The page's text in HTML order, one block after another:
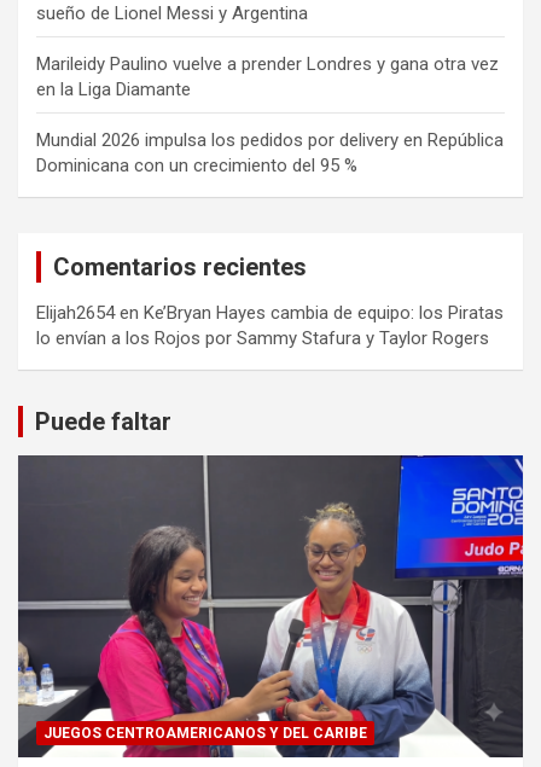
sueño de Lionel Messi y Argentina
Marileidy Paulino vuelve a prender Londres y gana otra vez
en la Liga Diamante
Mundial 2026 impulsa los pedidos por delivery en República
Dominicana con un crecimiento del 95 %
Comentarios recientes
Elijah2654en Ke’Bryan Hayes cambia de equipo: los Piratas
lo envían a los Rojos por Sammy Stafura y Taylor Rogers
Puede faltar
JUEGOS CENTROAMERICANOS Y DEL CARIBE